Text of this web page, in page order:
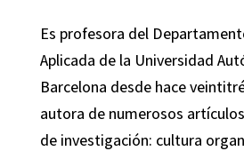
Es profesora del
Aplicada de la Universidad
Barcelona desde hace
autora de numerosos
de investigación: cultura